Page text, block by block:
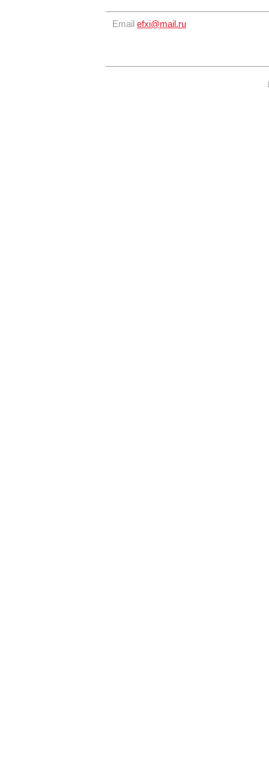
Email efxi@mail.ru